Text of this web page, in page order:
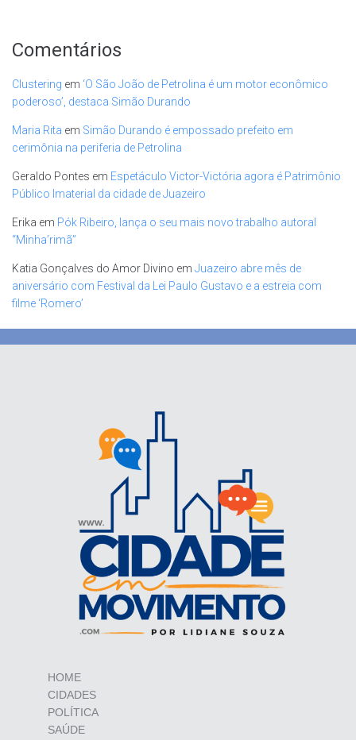
Comentários
Clustering em ‘O São João de Petrolina é um motor econômico
poderoso’, destaca Simão Durando
Maria Rita em Simão Durando é empossado prefeito em
cerimônia na periferia de Petrolina
Geraldo Pontes em Espetáculo Victor-Victória agora é Patrimônio
Público Imaterial da cidade de Juazeiro
Erika em Pók Ribeiro, lança o seu mais novo trabalho autoral
“Minha’rimã”
Katia Gonçalves do Amor Divino em Juazeiro abre mês de
aniversário com Festival da Lei Paulo Gustavo e a estreia com
filme ‘Romero’
HOME
CIDADES
POLÍTICA
SAÚDE